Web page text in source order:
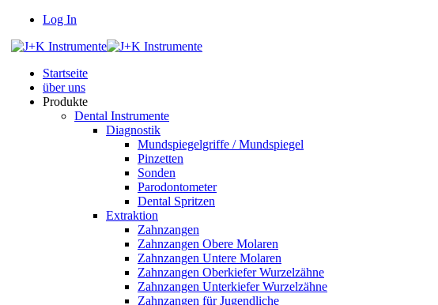
Log In
Startseite
über uns
Produkte
Dental Instrumente
Diagnostik
Mundspiegelgriffe / Mundspiegel
Pinzetten
Sonden
Parodontometer
Dental Spritzen
Extraktion
Zahnzangen
Zahnzangen Obere Molaren
Zahnzangen Untere Molaren
Zahnzangen Oberkiefer Wurzelzähne
Zahnzangen Unterkiefer Wurzelzähne
Zahnzangen für Jugendliche